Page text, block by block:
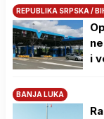
REPUBLIKA SRPSKA /
i
BANJA LUKA